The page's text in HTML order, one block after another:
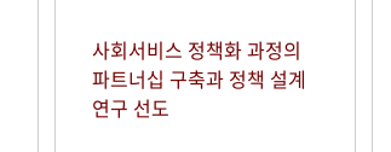
사회서비스 정책화 과정의
파트너십 구축과 정책 설계
연구 선도